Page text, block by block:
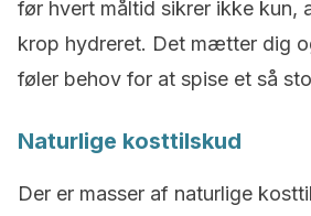
før hvert måltid sikrer ikke kun,
krop hydreret. Det mætter dig
føler behov for at spise et så
Naturlige kosttilskud
Der er masser af naturlige